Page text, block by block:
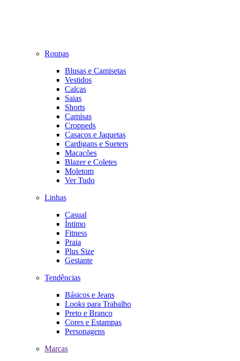
Roupas
Blusas e Camisetas
Vestidos
Calças
Saias
Shorts
Camisas
Croppeds
Casacos e Jaquetas
Cardigans e Sueters
Macacões
Blazer e Coletes
Moletom
Ver Tudo
Linhas
Casual
Íntimo
Fitness
Praia
Plus Size
Gestante
Tendências
Básicos e Jeans
Looks para Trabalho
Preto e Branco
Cores e Estampas
Personagens
Marcas